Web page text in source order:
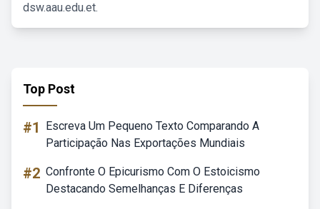
dsw.aau.edu.et.
Top Post
#1
Escreva Um Pequeno Texto Comparando A
Participação Nas Exportações Mundiais
#2 Confronte O Epicurismo Com O Estoicismo
Destacando Semelhanças E Diferenças